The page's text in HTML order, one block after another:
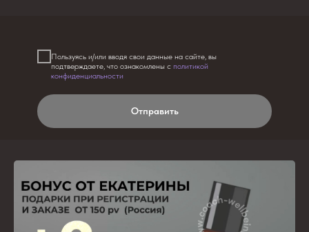
Пользуясь и/или вводя свои данные на сайте, вы
подтверждаете, что ознакомлены с политикой
конфиденциальности
Отправить